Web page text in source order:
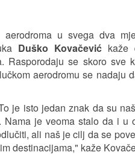
u svega dva
Duško Kovačevićkaže
se skoro sve
aerodromu se nadaju
je isto jedan znak da su
je veoma stalo da i u
ali naš je cilj da se
destinacijama," kaže